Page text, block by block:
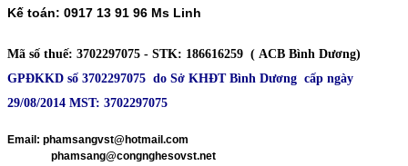
Kế toán: 0917 13 91 96 Ms Linh
Mã số thuế: 3702297075 - STK: 186616259 ( ACB Bình Dương)
GPĐKKD số 3702297075 do Sở KHĐT Bình Dương cấp ngày
29/08/2014 MST: 3702297075
Email: phamsangvst@hotmail.com
phamsang@congnghesovst.net